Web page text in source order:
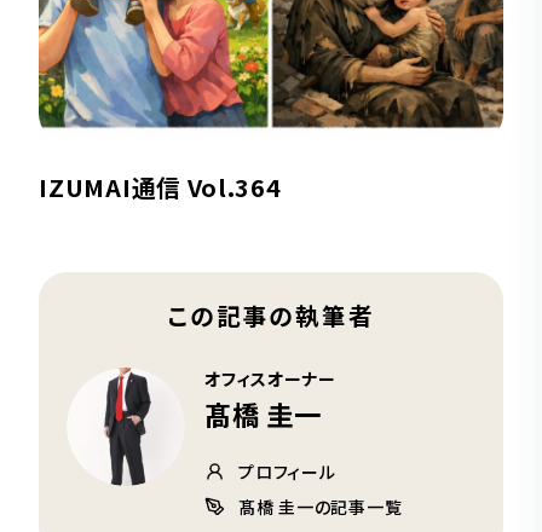
IZUMAI通信 Vol.364
この記事の執筆者
オフィスオーナー
髙橋 圭一
プロフィール
髙橋 圭一の記事一覧